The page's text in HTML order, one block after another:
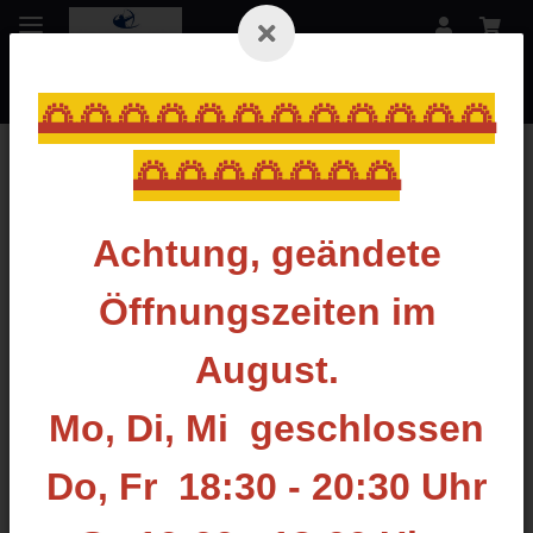
🌅🌅🌅🌅🌅🌅🌅🌅🌅🌅🌅🌅
🌅🌅🌅🌅🌅🌅🌅
Achtung, geändete
Öffnungszeiten im
August.
Mo, Di, Mi geschlossen
Do, Fr 18:30 - 20:30 Uhr
3D-Targets Zielscheiben Papierauflagen Pfeilfangnetze
Zielscheiben
3D-Ziele
Papierauflagen